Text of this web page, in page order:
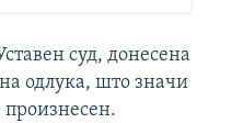
суд, донесена
одлука, што значи
произнесен.